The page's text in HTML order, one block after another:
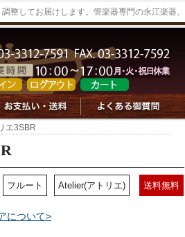
整してお届けします。管楽器専門の永江楽器。
エ3SBR
フルート Atelier(アトリエ) 送料無料
について>